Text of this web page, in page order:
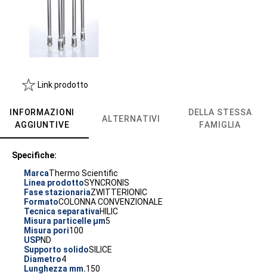
Link prodotto
INFORMAZIONI
AGGIUNTIVE
ALTERNATIVI
DELLA STESSA
FAMIGLIA
Specifiche:
MarcaThermo Scientific
Linea prodottoSYNCRONIS
Fase stazionariaZWITTERIONIC
FormatoCOLONNA CONVENZIONALE
Tecnica separativaHILIC
Misura particelle µm5
Misura pori100
USPND
Supporto solidoSILICE
Diametro4
Lunghezza mm.150